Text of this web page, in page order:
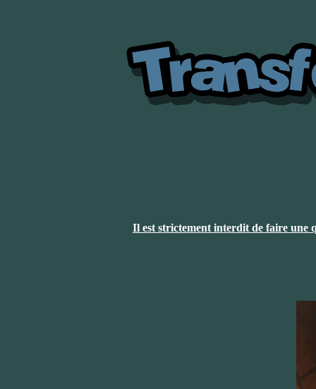
Il est strictement interdit de faire une